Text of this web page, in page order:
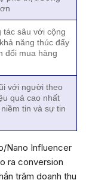
tác sâu với cộng
năng thúc đẩy
đổi mua hàng
với người theo
quả cao nhất
tin và sự tin
Nano Influencer
ra conversion
trăm doanh thu